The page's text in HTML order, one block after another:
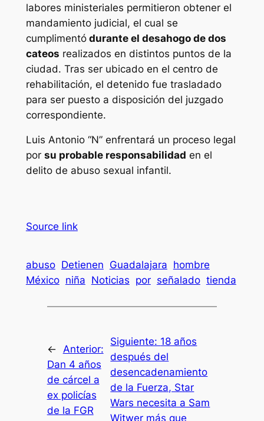
labores ministeriales permitieron obtener el
mandamiento judicial, el cual se
cumplimentódurante el desahogo de dos
cateos realizados en distintos puntos de la
ciudad. Tras ser ubicado en el centro de
rehabilitación, el detenido fue trasladado
para ser puesto a disposición del juzgado
correspondiente.
Luis Antonio “N” enfrentará un proceso legal
por su probable responsabilidad en el
delito de abuso sexual infantil.
Source link
abuso Detienen Guadalajara hombre
México niña Noticias por señalado tienda
←
Anterior:
Dan 4 años
de cárcel a
ex policías
de la FGR
Siguiente: 18 años
después del
desencadenamiento
de la Fuerza, Star
Wars necesita a Sam
Witwer más que